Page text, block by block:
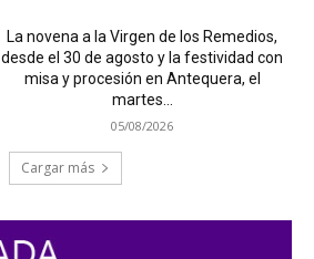
La novena a la Virgen de los Remedios,
desde el 30 de agosto y la festividad con
misa y procesión en Antequera, el
martes...
05/08/2026
Cargar más